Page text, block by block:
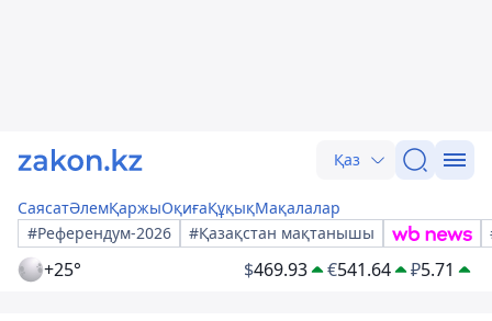
Қаз
СаясатӘлемҚаржыОқиғаҚұқықМақалалар
#Референдум-2026
#Қазақстан мақтанышы
+25° $469.93 €541.64 ₽5.71